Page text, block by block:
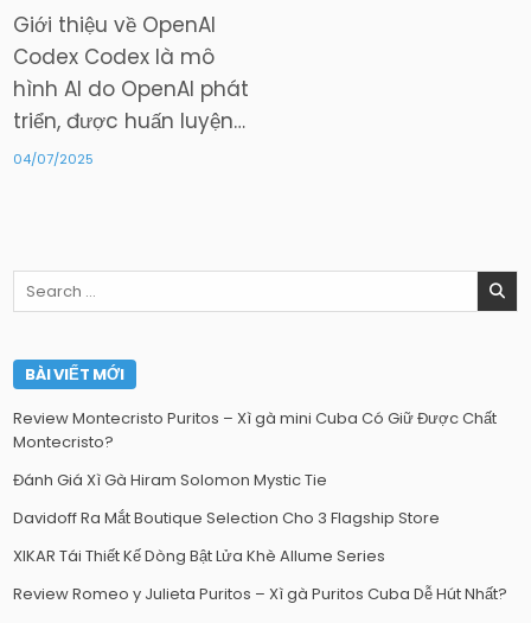
Giới thiệu về OpenAI
Codex Codex là mô
hình AI do OpenAI phát
triển, được huấn luyện…
04/07/2025
Search
BÀI VIẾT MỚI
Review Montecristo Puritos – Xì gà mini Cuba Có Giữ Được Chất
Montecristo?
Đánh Giá Xì Gà Hiram Solomon Mystic Tie
Davidoff Ra Mắt Boutique Selection Cho 3 Flagship Store
XIKAR Tái Thiết Kế Dòng Bật Lửa Khè Allume Series
Review Romeo y Julieta Puritos – Xì gà Puritos Cuba Dễ Hút Nhất?